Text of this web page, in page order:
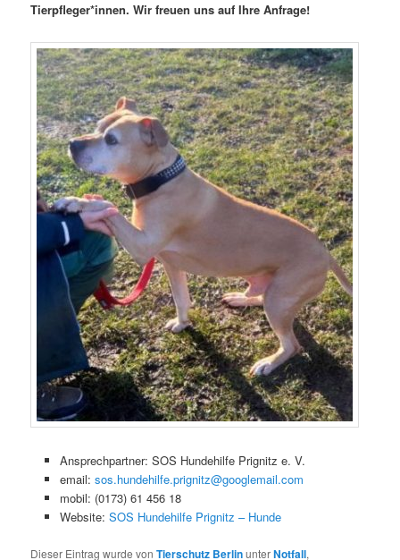
Tierpfleger*innen. Wir freuen uns auf Ihre Anfrage!
Ansprechpartner: SOS Hundehilfe Prignitz e. V.
email: sos.hundehilfe.prignitz@googlemail.com
mobil: (0173) 61 456 18
Website: SOS Hundehilfe Prignitz – Hunde
Dieser Eintrag wurde vonTierschutz BerlinunterNotfall,